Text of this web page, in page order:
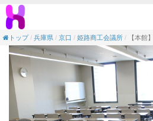
【会議室】姫路商工
トップ
兵庫県 京口 姫路商工会議所 【本館